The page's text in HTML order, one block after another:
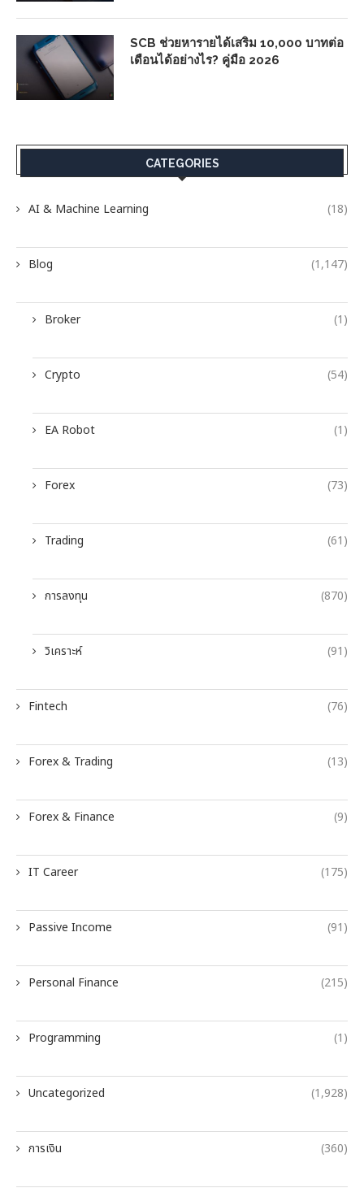
SCB ช่วยหารายได้เสริม 10,000 บาทต่อ
เดือนได้อย่างไร? คู่มือ 2026
CATEGORIES
AI & Machine Learning (18)
Blog (1,147)
Broker (1)
Crypto (54)
EA Robot (1)
Forex (73)
Trading (61)
การลงทุน (870)
วิเคราะห์ (91)
Fintech (76)
Forex & Trading (13)
Forex & Finance (9)
IT Career (175)
Passive Income (91)
Personal Finance (215)
Programming (1)
Uncategorized (1,928)
การเงิน (360)